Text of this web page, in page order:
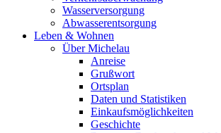
Wasserversorgung
Abwasserentsorgung
Leben & Wohnen
Über Michelau
Anreise
Grußwort
Ortsplan
Daten und Statistiken
Einkaufsmöglichkeiten
Geschichte